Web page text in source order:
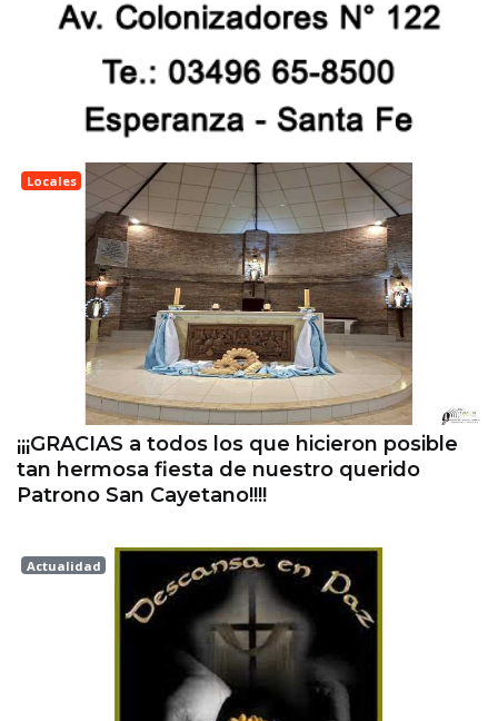
Locales
Esperanza
¡¡¡GRACIAS a todos los que hicieron posible
tan hermosa fiesta de nuestro querido
Patrono San Cayetano!!!!
Actualidad